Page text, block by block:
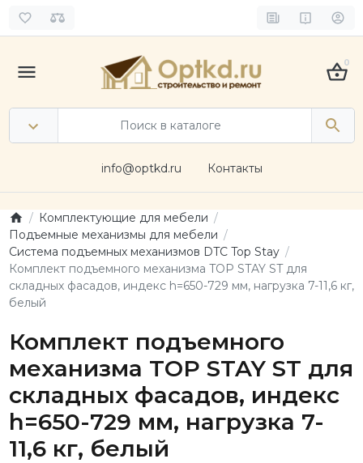
0
info@optkd.ru Контакты
Комплектующие для мебели
Подъемные механизмы для мебели
Система подъемных механизмов DTC Top Stay
Комплект подъемного механизма TOP STAY ST для
складных фасадов, индекс h=650-729 мм, нагрузка 7-11,6 кг,
белый
Комплект подъемного
механизма TOP STAY ST для
складных фасадов, индекс
h=650-729 мм, нагрузка 7-
11,6 кг, белый